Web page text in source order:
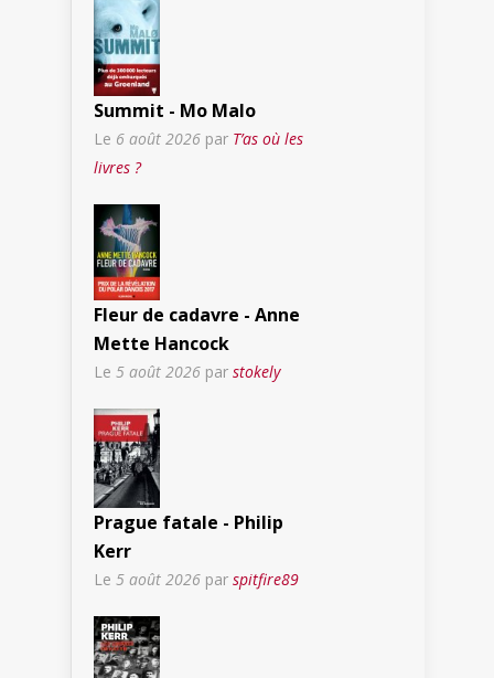
Summit - Mo Malo
Le 6 août 2026 par T’as où les
livres ?
Fleur de cadavre - Anne
Mette Hancock
Le 5 août 2026 par stokely
Prague fatale - Philip
Kerr
Le 5 août 2026 par spitfire89